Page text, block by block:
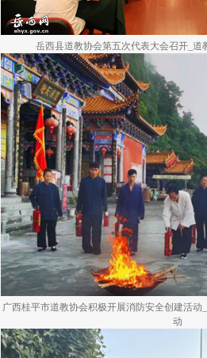
岳西县道教协会第五次代表大会召开_道
广西桂平市道教协会积极开展消防安全创建活
动